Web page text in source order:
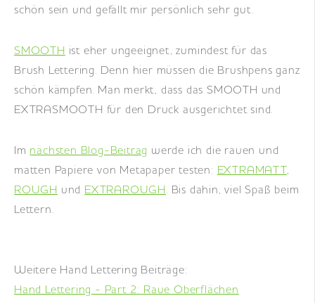
schön sein und gefällt mir persönlich sehr gut.
SMOOTH ist eher ungeeignet, zumindest für das
Brush Lettering. Denn hier müssen die Brushpens ganz
schön kämpfen. Man merkt, dass das SMOOTH und
EXTRASMOOTH für den Druck ausgerichtet sind.
Im nächsten Blog-Beitrag werde ich die rauen und
matten Papiere von Metapaper testen: EXTRAMATT,
ROUGH und EXTRAROUGH. Bis dahin, viel Spaß beim
Lettern.
Weitere Hand Lettering Beiträge:
Hand Lettering - Part 2: Raue Oberflächen